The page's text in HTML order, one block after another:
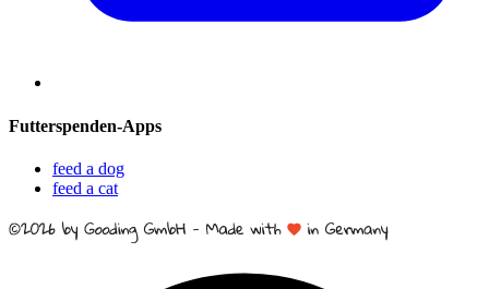
Futterspenden-Apps
feed a dog
feed a cat